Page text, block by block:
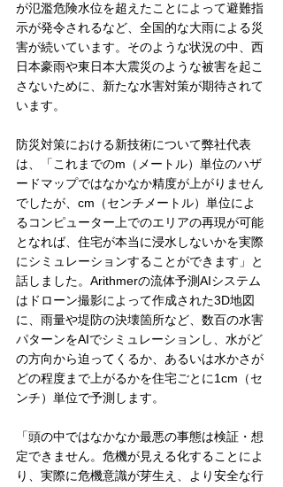
が氾濫危険水位を超えたことによって避難指
示が発令されるなど、全国的な大雨による災
害が続いています。そのような状況の中、西
日本豪雨や東日本大震災のような被害を起こ
さないために、新たな水害対策が期待されて
います。
防災対策における新技術について弊社代表
は、「これまでのm（メートル）単位のハザ
ードマップではなかなか精度が上がりません
でしたが、cm（センチメートル）単位によ
るコンピューター上でのエリアの再現が可能
となれば、住宅が本当に浸水しないかを実際
にシミュレーションすることができます」と
話しました。Arithmerの流体予測AIシステム
はドローン撮影によって作成された3D地図
に、雨量や堤防の決壊箇所など、数百の水害
パターンをAIでシミュレーションし、水がど
の方向から迫ってくるか、あるいは水かさが
どの程度まで上がるかを住宅ごとに1cm（セ
ンチ）単位で予測します。
「頭の中ではなかなか最悪の事態は検証・想
定できません。危機が見える化することによ
り、実際に危機意識が芽生え、より安全な行